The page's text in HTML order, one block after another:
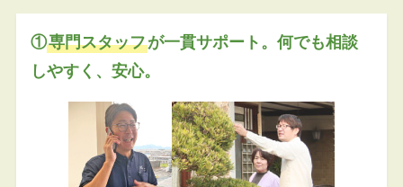
①専門スタッフが一貫サポート。何でも相談
しやすく、安心。